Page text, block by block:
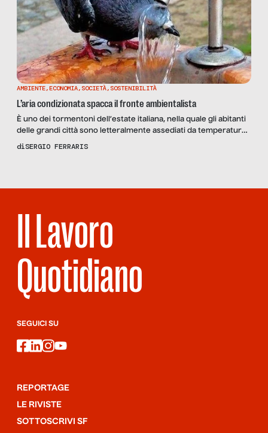
AMBIENTE,ECONOMIA, SOCIETÀ, SOSTENIBILITÀ
L’aria condizionata spacca il fronte ambientalista
È uno dei tormentoni dell’estate italiana, nella quale gli abitanti
delle grandi città sono letteralmente assediati da temperature
che sono più alte di circa cinque gradi con tassi d’umidità simili
diSERGIO FERRARIS
Il Lavoro
Quotidiano
SEGUICI SU
facebook
linkedin
instagram
youtube
REPORTAGE
LE RIVISTE
SOTTOSCRIVI SF